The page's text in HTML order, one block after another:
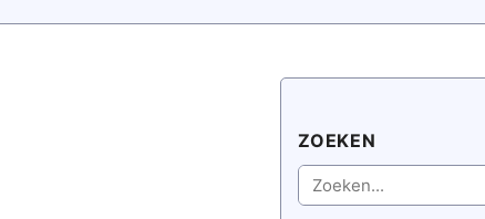
ZOEKEN
Zoeken